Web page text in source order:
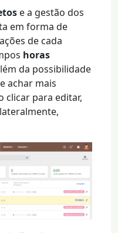
e a gestão dos
em forma de
de cada
horas
da possibilidade
achar mais
clicar para editar,